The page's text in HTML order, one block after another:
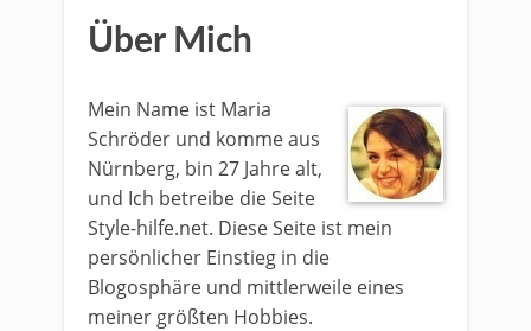
Über Mich
Mein Name ist Maria
Schröder und komme aus
Nürnberg, bin 27 Jahre alt,
und Ich betreibe die Seite
Style-hilfe.net. Diese Seite ist mein
persönlicher Einstieg in die
Blogosphäre und mittlerweile eines
meiner größten Hobbies.